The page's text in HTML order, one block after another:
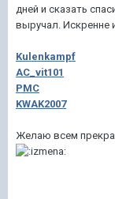
дней и сказать
выручал. Искренне
Kulenkampf
AC_vit101
PMC
KWAK2007
Желаю всем